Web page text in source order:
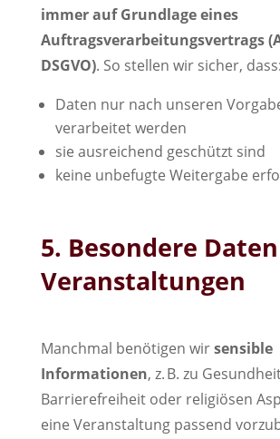
immer auf Grundlage eines
Auftragsverarbeitungsvertrags
DSGVO). So stellen wir sicher, dass:
Daten nur nach unseren
verarbeitet werden
sie ausreichend geschützt sind
keine unbefugte Weitergabe
5. Besondere
Veranstaltungen
Manchmal benötigen wirsensible
Informationen, z. B. zu
Barrierefreiheit oder religiösen
eine Veranstaltung passend